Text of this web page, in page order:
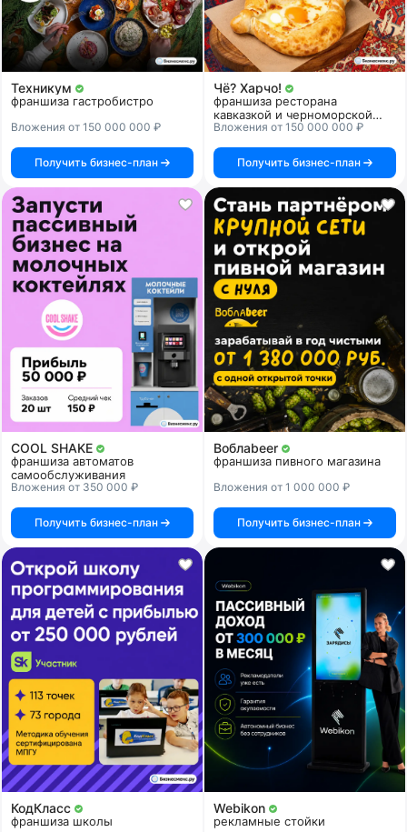
Техникум
франшиза гастробистро
Вложения от 150 000 000 ₽
Получить бизнес-план
Чё? Харчо!
франшиза ресторана
кавказкой и черноморской
кухни
Вложения от 150 000 000 ₽
Получить бизнес-план
COOL SHAKE
франшиза автоматов
самообслуживания
Вложения от 350 000 ₽
Получить бизнес-план
Воблаbeer
франшиза пивного магазина
Вложения от 1 000 000 ₽
Получить бизнес-план
КодКласс
франшиза школы
Webikon
рекламные стойки